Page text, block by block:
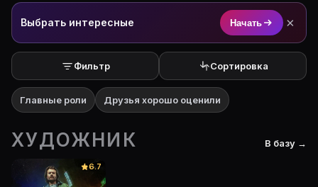
Выбрать интересные Начать ×
Фильтр Сортировка
Главные роли Друзья хорошо оценили
ХУДОЖНИК В базу →
6.7